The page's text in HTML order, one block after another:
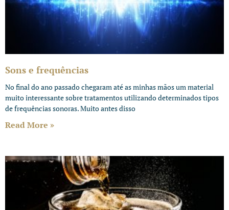
Sons e frequências
No final do ano passado chegaram até as minhas mãos um material
muito interessante sobre tratamentos utilizando determinados tipos
de frequências sonoras. Muito antes disso
Read More »